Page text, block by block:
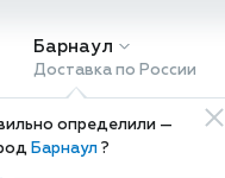
Барнаул
Доставка по России
определили —
Барнаул?
косметика